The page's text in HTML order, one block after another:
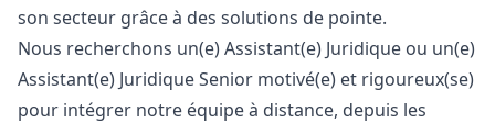
son secteur grâce à des solutions de pointe.
Nous recherchons un(e) Assistant(e) Juridique ou un(e)
Assistant(e) Juridique Senior motivé(e) et rigoureux(se)
pour intégrer notre équipe à distance, depuis les